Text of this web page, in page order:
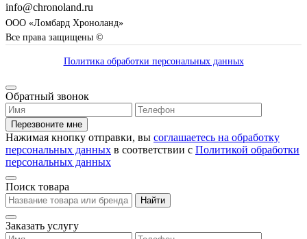
info@chronoland.ru
ООО «Ломбард Хроноланд»
Все права защищены ©
Политика обработки персональных данных
Обратный звонок
Перезвоните мне
Нажимая кнопку отправки, вы соглашаетесь на обработку
персональных данных в соответствии с Политикой обработки
персональных данных
Поиск товара
Найти
Заказать услугу